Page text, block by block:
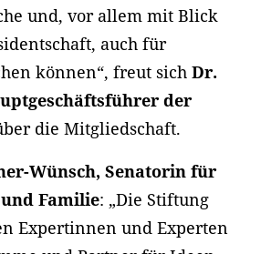
und, vor allem mit Blick
auch für
können“, freut sich Dr.
der
die Mitgliedschaft.
Wünsch, Senatorin für
Familie: „Die Stiftung
Expertinnen und Experten